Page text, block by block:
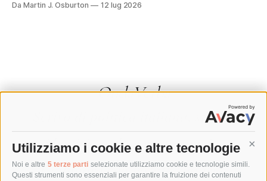
Utilizziamo i cookie e altre tecnologie
Noi e altre 5 terze parti selezionate utilizziamo cookie e tecnologie simili.
Questi strumenti sono essenziali per garantire la fruizione dei contenuti
borsa, sotto i teli e la crema solare, nascosto come si
Da Martin J. Osburton 12 lug 2026
OndaVerba
Scrivo di politica italiana, storia,
identità sarda e gastronomia.
Collaboro con testate, autori e